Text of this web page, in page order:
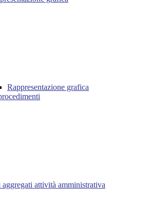
Rappresentazione grafica
aggregati attività amministrativa